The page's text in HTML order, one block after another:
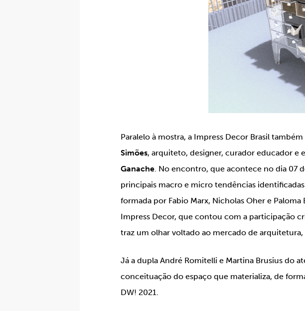
Paralelo à mostra, a Impress Decor Brasil
Simões, arquiteto, designer, curador educador e
Ganache. No encontro, que acontece no dia 07
principais macro e micro tendências
formada por Fabio Marx, Nicholas Oher e
Impress Decor, que contou com a participação
traz um olhar voltado ao mercado de arquitetura,
Já a dupla André Romitelli e Martina Brusius do
conceituação do espaço que materializa, de
DW! 2021.